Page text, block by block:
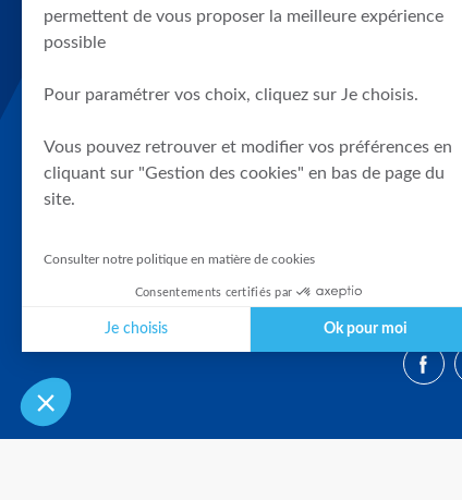
en
Tous
différés
clients
SUIVEZ-
permettent de vous proposer la meilleure expérience
possible
Pour paramétrer vos choix, cliquez sur Je choisis.
Vous pouvez retrouver et modifier vos préférences en
cliquant sur "Gestion des cookies" en bas de page du
site.
Consulter notre politique en matière de cookies
Consentements certifiés par
Je choisis Ok pour moi
Plateforme de Gestion du Consentement : Personnalisez vos
Notre plateforme vous permet d'adapter et de gérer vos